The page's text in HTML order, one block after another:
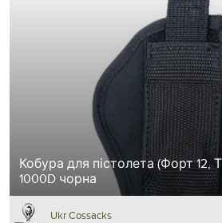
Кобура для пістолета (Форт 12,
1000D чорна
Ukr Cossacks